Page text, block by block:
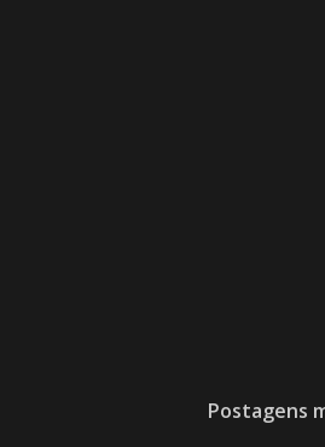
Postagens